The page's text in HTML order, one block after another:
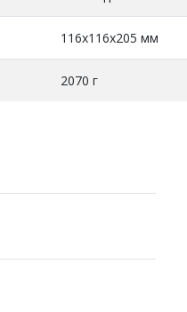
116х116х205 мм
2070 г